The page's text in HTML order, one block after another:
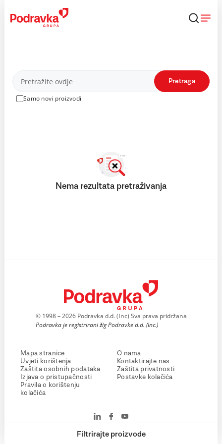
content
Proizvodi
Samo novi proizvodi
Pretraga
Filtrirajte proizvode
Nema rezultata pretraživanja
© 1998 – 2026 Podravka d.d. (Inc) Sva prava pridržana
Podravka je registrirani žig Podravke d.d. (Inc.)
Mapa stranice
Uvjeti korištenja
Zaštita osobnih podataka
Izjava o pristupačnosti
Pravila o korištenju
kolačića
O nama
Kontaktirajte nas
Zaštita privatnosti
Postavke kolačića